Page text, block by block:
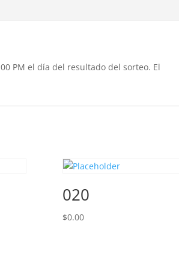
PM el día del resultado del sorteo. El
020
$0.00